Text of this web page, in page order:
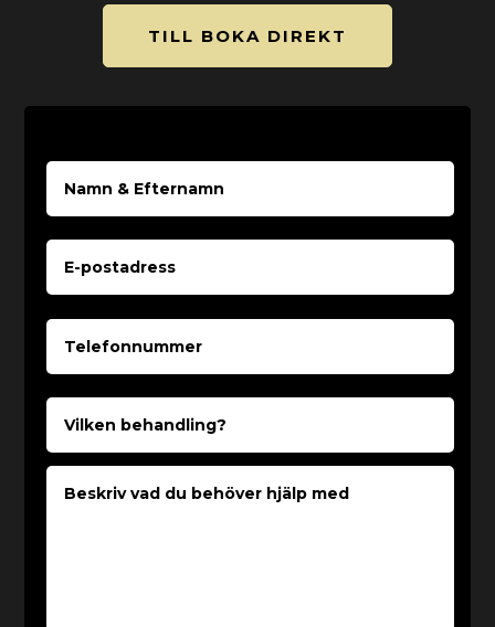
TILL BOKA DIREKT